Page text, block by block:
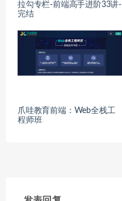
拉勾专栏-前端高手进阶33讲-
完结
爪哇教育前端：Web全栈工
程师班